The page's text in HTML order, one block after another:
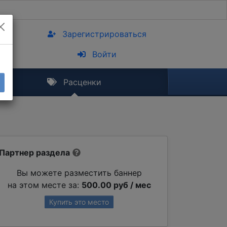
Зарегистрироваться
Войти
Расценки
Партнер раздела
Вы можете разместить баннер
на этом месте за: 500.00 руб / мес
Купить это место